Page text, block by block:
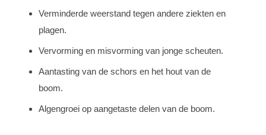
Verminderde weerstand tegen andere ziekten en
plagen.
Vervorming en misvorming van jonge scheuten.
Aantasting van de schors en het hout van de
boom.
Algengroei op aangetaste delen van de boom.